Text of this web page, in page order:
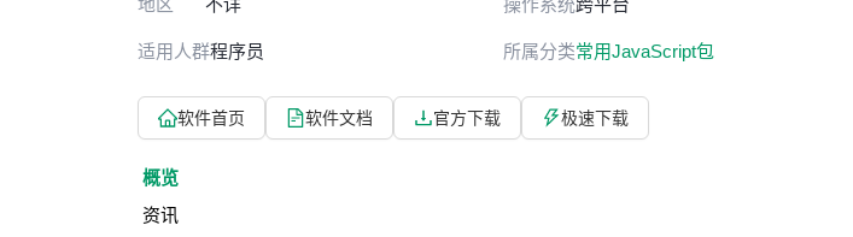
地区 不详 操作系统跨平台
适用人群程序员 所属分类常用JavaScript包
软件首页 软件文档 官方下载 极速下载
概览
资讯